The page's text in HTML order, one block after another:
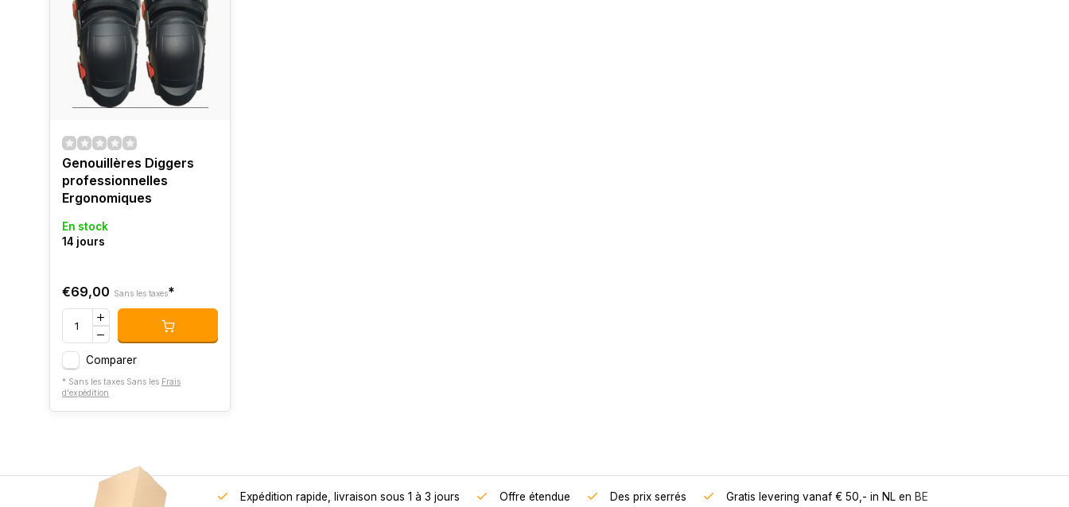
Genouillères Diggers
professionnelles
Ergonomiques
En stock
14 jours
€69,00 Sans les taxes*
Comparer
* Sans les taxes Sans les Frais
d'expédition
Expédition rapide, livraison sous 1 à 3 jours Offre étendue Des prix serrés Gratis levering vanaf € 50,- in NL en BE